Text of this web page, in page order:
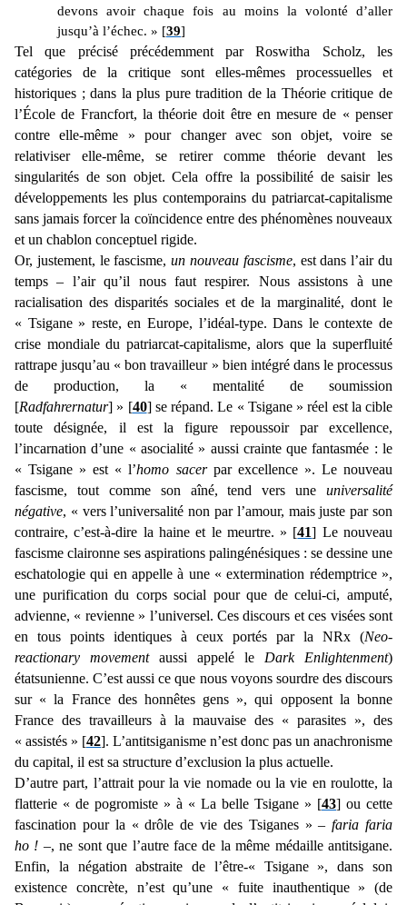
devons avoir chaque fois au moins la volonté d’aller
jusqu’à l’échec. » [39]
Tel que précisé précédemment par Roswitha Scholz, les
catégories de la critique sont elles-mêmes processuelles et
historiques ; dans la plus pure tradition de la Théorie critique de
l’École de Francfort, la théorie doit être en mesure de « penser
contre elle-même » pour changer avec son objet, voire se
relativiser elle-même, se retirer comme théorie devant les
singularités de son objet. Cela offre la possibilité de saisir les
développements les plus contemporains du patriarcat-capitalisme
sans jamais forcer la coïncidence entre des phénomènes nouveaux
et un chablon conceptuel rigide.
Or, justement, le fascisme,un nouveau fascisme, est dans l’air du
temps – l’air qu’il nous faut respirer. Nous assistons à une
racialisation des disparités sociales et de la marginalité, dont le
« Tsigane » reste, en Europe, l’idéal-type. Dans le contexte de
crise mondiale du patriarcat-capitalisme, alors que la superfluité
rattrape jusqu’au « bon travailleur » bien intégré dans le processus
de production, la « mentalité de soumission
[Radfahrernatur] » [40] se répand. Le « Tsigane » réel est la cible
toute désignée, il est la figure repoussoir par excellence,
l’incarnation d’une « asocialité » aussi crainte que fantasmée : le
« Tsigane » est « l’homo sacerpar excellence ». Le nouveau
fascisme, tout comme son aîné, tend vers une universalité
négative, « vers l’universalité non par l’amour, mais juste par son
contraire, c’est-à-dire la haine et le meurtre. » [41] Le nouveau
fascisme claironne ses aspirations palingénésiques : se dessine une
eschatologie qui en appelle à une « extermination rédemptrice »,
une purification du corps social pour que de celui-ci, amputé,
advienne, « revienne » l’universel. Ces discours et ces visées sont
en tous points identiques à ceux portés par la NRx (Neo-
reactionary movementaussi appelé le Dark Enlightenment)
étatsunienne. C’est aussi ce que nous voyons sourdre des discours
sur « la France des honnêtes gens », qui opposent la bonne
France des travailleurs à la mauvaise des « parasites », des
« assistés » [42]. L’antitsiganisme n’est donc pas un anachronisme
du capital, il est sa structure d’exclusion la plus actuelle.
D’autre part, l’attrait pour la vie nomade ou la vie en roulotte, la
flatterie « de pogromiste » à « La belle Tsigane » [43] ou cette
fascination pour la « drôle de vie des Tsiganes » –faria faria
ho ! –, ne sont que l’autre face de la même médaille antitsigane.
Enfin, la négation abstraite de l’être-« Tsigane », dans son
existence concrète, n’est qu’une « fuite inauthentique » (de